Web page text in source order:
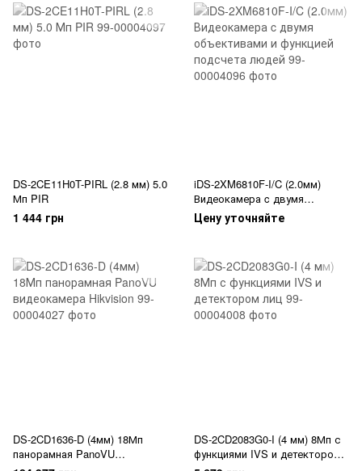
DS-2CE11H0T-PIRL (2.8 мм) 5.0
Мп PIR
1 444 грн
iDS-2XM6810F-I/C (2.0мм)
Видеокамера c двумя
объективами и функцией
подсчета людей
Цену уточняйте
DS-2CD1636-D (4мм) 18Мп
панорамная PanoVU
DS-2CD2083G0-I (4 мм) 8Мп с
функциями IVS и детектором